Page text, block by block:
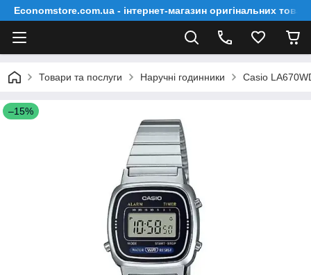
Economstore.com.ua - інтернет-магазин оригінальних
Товари та послуги Наручні годинники Casio
–15%